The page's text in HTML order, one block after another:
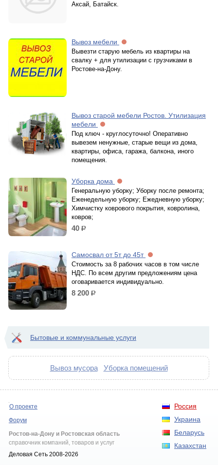
Аксай, Батайск.
Вывоз мебели
Вывезти старую мебель из квартиры на
свалку + для утилизации с грузчиками в
Ростове-на-Дону.
Вывоз старой мебели Ростов. Утилизация
мебели
Под ключ - круглосуточно! Оперативно
вывезем ненужные, старые вещи из дома,
квартиры, офиса, гаража, балкона, иного
помещения.
Уборка дома
Генеральную уборку; Уборку после ремонта;
Еженедельную уборку; Ежедневную уборку;
Химчистку коврового покрытия, ковролина,
ковров;
40 р.
Самосвал от 5т до 45т
Стоимость за 8 рабочих часов в том числе
НДС. По всем другим предложениям цена
оговаривается индивидуально.
8 200 р.
Бытовые и коммунальные услуги
Вывоз мусора Уборка помещений
Россия
Украина
Беларусь
Казахстан
О проекте
Форум
Ростов-на-Дону и Ростовская область
справочник компаний, товаров и услуг
Деловая Сеть 2008-2026